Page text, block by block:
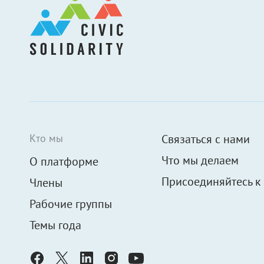
Кто мы
О платформе
Члены
Рабочие группы
Темы года
Связаться с нами
Что мы делаем
Присоединяйтесь